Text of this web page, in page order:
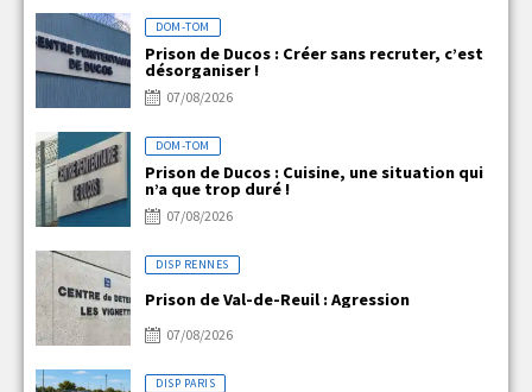
DOM-TOM
Prison de Ducos : Créer sans recruter, c’est
désorganiser !
07/08/2026
DOM-TOM
Prison de Ducos : Cuisine, une situation qui
n’a que trop duré !
07/08/2026
DISP RENNES
Prison de Val-de-Reuil : Agression
07/08/2026
DISP PARIS